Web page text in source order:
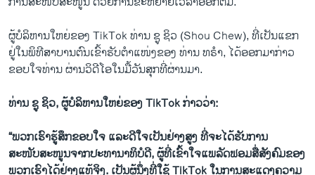
ຜູ້ບໍລິຫານໃຫຍ່ຂອງ TikTok ທ່ານ ຊູ ຊິວ (Shou Chew), ທີ່ເປັນແຂກ
ຢູ່ໃນພິທີສາບານຕົນເຂົ້າຮັບຕໍາແໜ່ງຂອງ ທ່ານ ທຣໍາ, ໄດ້ອອກມາກ່າວ
ຂອບໃຈທ່ານ ຜ່ານວິດີໂອໃນມື້ວັນສຸກທີ່ຜ່ານມາ.
ທ່ານ ຊູ ຊິວ, ຜູ້ບໍລິຫານໃຫຍ່ຂອງ TikTok ກ່າວວ່າ:
“ພວກເຮົາຮູ້ສຶກຂອບໃຈ ແລະດີໃຈເປັນຢ່າງສູງ ທີ່ຈະໄດ້ຮັບການ
ສະໜັບສະໜູນຈາກປະທານາທິບໍດີ, ຜູ້ທີ່ເຂົ້າໃຈແພລັດຟອມສື່ສັງຄົມຂອງ
ພວກເຮົາໄດ້ຢ່າງແທ້ຈິງ. ເປັນຜູ້ນຶ່ງທີ່ໃຊ້ TikTok ໃນການສະແດງຄວາມ